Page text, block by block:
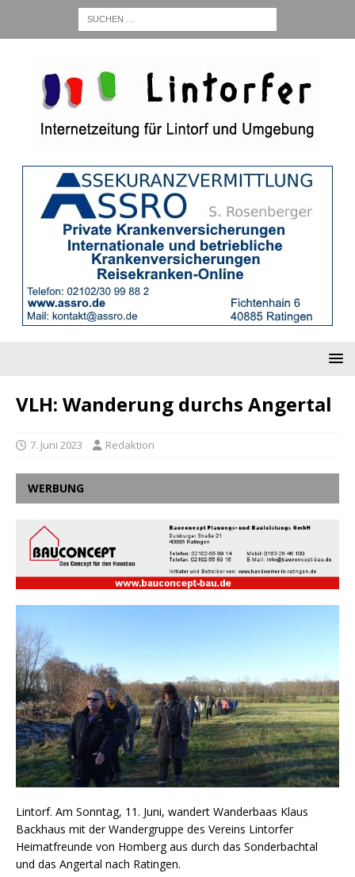
VLH: Wanderung durchs Angertal
7. Juni 2023 Redaktion
WERBUNG
Lintorf. Am Sonntag, 11. Juni, wandert Wanderbaas Klaus
Backhaus mit der Wandergruppe des Vereins Lintorfer
Heimatfreunde von Homberg aus durch das Sonderbachtal
und das Angertal nach Ratingen.